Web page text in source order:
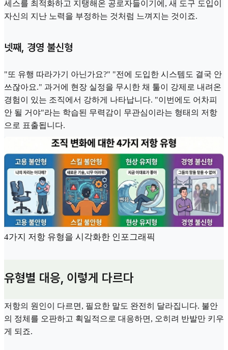
세스를 최적화하고 지탱해온 공로자들이기에, 새 도구 도입이
자신의 지난 노력을 부정하는 것처럼 느껴지는 것이죠.
넷째, 경영 불신형
"또 유행 따라가기 아닌가요?" "전에 도입한 시스템도 결국 안
쓰잖아요." 과거에 현장 실정을 무시한 채 툴이 강제로 내려온
경험이 있는 조직에서 강하게 나타납니다. "이번에도 어차피
안 될 거야"라는 학습된 무력감이 무관심이라는 형태의 저항
으로 표출됩니다.
4가지 저항 유형을 시각화한 인포그래픽
유형별 대응, 이렇게 다르다
저항의 원인이 다르면, 필요한 말도 완전히 달라집니다. 불안
의 정체를 오판하고 획일적으로 대응하면, 오히려 반발만 키우
게 되죠.